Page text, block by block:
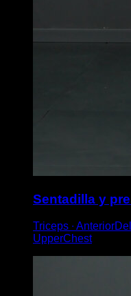
Sentadilla y
Triceps ∙
UpperChest